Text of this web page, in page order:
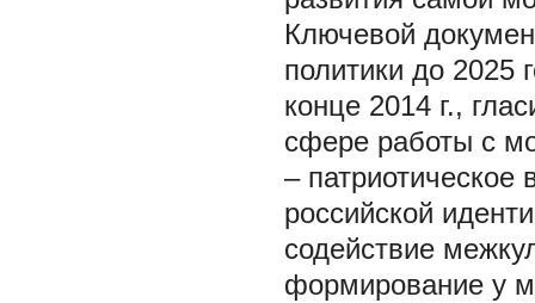
Ключевой
политики до 2025
конце 2014 г.,
сфере работы с
–
российской
содействие
формирование у